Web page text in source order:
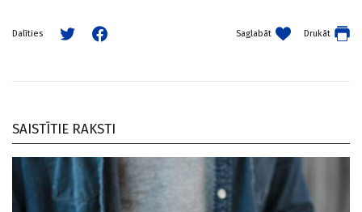
Dalīties Saglabāt Drukāt
SAISTĪTIE RAKSTI